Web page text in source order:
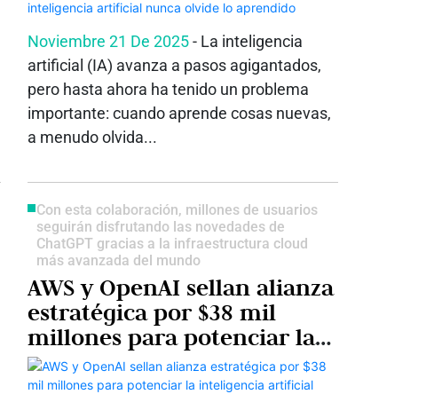
Noviembre 21 De 2025- La inteligencia
artificial (IA) avanza a pasos agigantados,
pero hasta ahora ha tenido un problema
importante: cuando aprende cosas nuevas,
a menudo olvida...
Con esta colaboración, millones de usuarios
seguirán disfrutando las novedades de
ChatGPT gracias a la infraestructura cloud
más avanzada del mundo
AWS y OpenAI sellan alianza
estratégica por $38 mil
millones para potenciar la
inteligencia artificial